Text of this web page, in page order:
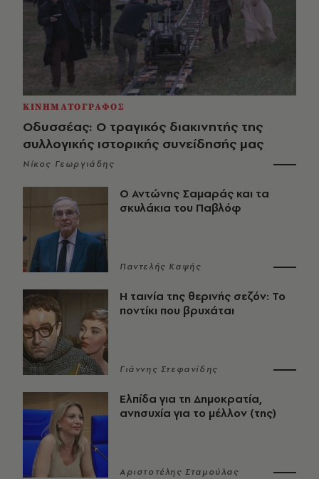
ΚΙΝΗΜΑΤΟΓΡΑΦΟΣ
Οδυσσέας: Ο τραγικός διακινητής της
συλλογικής ιστορικής συνείδησής μας
Νίκος Γεωργιάδης
Ο Αντώνης Σαμαράς και τα
σκυλάκια του Παβλόφ
Παντελής Καψής
Η ταινία της θερινής σεζόν: Το
ποντίκι που βρυχάται
Γιάννης Στεφανίδης
Ελπίδα για τη Δημοκρατία,
ανησυχία για το μέλλον (της)
Αριστοτέλης Σταμούλας